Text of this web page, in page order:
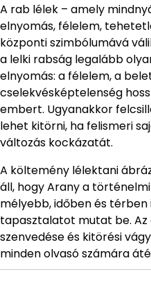
A rab lélek – amely
elnyomás, félelem,
központi szimbólumává
a lelki rabság legalább
elnyomás: a félelem, a
cselekvésképtelenség
embert. Ugyanakkor
lehet kitörni, ha felismeri
változás kockázatát.
A költemény lélektani
áll, hogy Arany a
mélyebb, időben és
tapasztalatot mutat be. Az
szenvedése és kitörési
minden olvasó számára